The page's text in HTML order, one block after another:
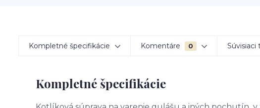
Kompletné špecifikácie Komentáre 0 Súvisiaci
Kompletné špecifikácie